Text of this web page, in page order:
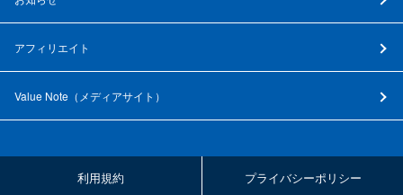
アフィリエイト
Value Note（ メディアサイト ）
利用規約 プライバシーポリシー